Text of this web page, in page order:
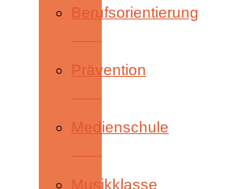
Berufsorientierung
Prävention
Medienschule
Musikklasse